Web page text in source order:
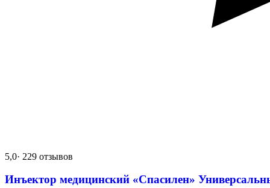
5,0· 229 отзывов
Инъектор медицинский «Спасилен»